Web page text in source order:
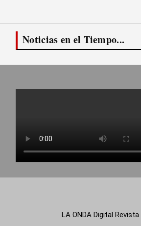
Noticias en el Tiempo...
LA ONDA Digital